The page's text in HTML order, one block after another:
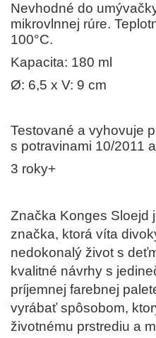
Nevhodné do
mikrovlnnej rúre.
100°C.
Kapacita: 180 ml
Ø: 6,5 x V: 9 cm
Testované a vyhovuje
s potravinami 10/2011
3 roky+
Značka Konges Sloejd
značka, ktorá víta
nedokonalý život s
kvalitné návrhy s
príjemnej farebnej
vyrábať spôsobom,
životnému prstrediu a